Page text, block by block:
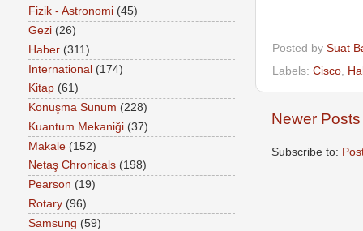
Posted by Suat
Labels: Cisco
Newer Posts
Subscribe to:
Fizik - Astronomi (45)
Gezi (26)
Haber (311)
International (174)
Kitap (61)
Konuşma Sunum (228)
Kuantum Mekaniği (37)
Makale (152)
Netaş Chronicals (198)
Pearson (19)
Rotary (96)
Samsung (59)